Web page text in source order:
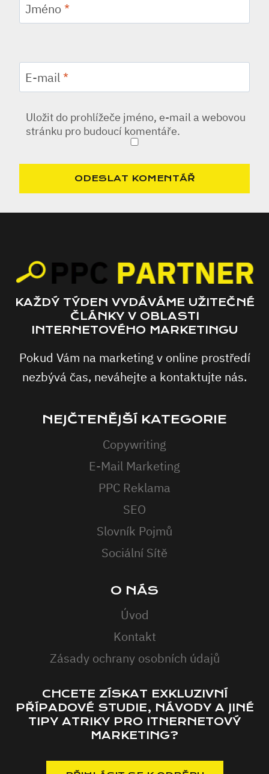
Jméno *
E-mail *
Uložit do prohlížeče jméno, e-mail a webovou
stránku pro budoucí komentáře.
KAŽDÝ TÝDEN VYDÁVÁME UŽITEČNÉ
ČLÁNKY V OBLASTI
INTERNETOVÉHO MARKETINGU
Pokud Vám na marketing v online prostředí
nezbývá čas, neváhejte a kontaktujte nás.
NEJČTENĚJŠÍ KATEGORIE
Copywriting
E-Mail Marketing
PPC Reklama
SEO
Slovník Pojmů
Sociální Sítě
O NÁS
Úvod
Kontakt
Zásady ochrany osobních údajů
CHCETE ZÍSKAT EXKLUZIVNÍ
PŘÍPADOVÉ STUDIE, NÁVODY A JINÉ
TIPY ATRIKY PRO ITNERNETOVÝ
MARKETING?